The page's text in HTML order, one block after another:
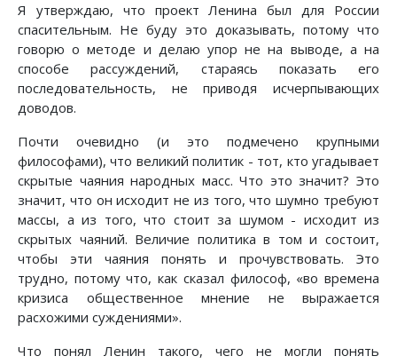
Я утверждаю, что проект Ленина был для России
спасительным. Не буду это доказывать, потому что
говорю о методе и делаю упор не на выводе, а на
способе рассуждений, стараясь показать его
последовательность, не приводя исчерпывающих
доводов.
Почти очевидно (и это подмечено крупными
философами), что великий политик - тот, кто угадывает
скрытые чаяния народных масс. Что это значит? Это
значит, что он исходит не из того, что шумно требуют
массы, а из того, что стоит за шумом - исходит из
скрытых чаяний. Величие политика в том и состоит,
чтобы эти чаяния понять и прочувствовать. Это
трудно, потому что, как сказал философ, «во времена
кризиса общественное мнение не выражается
расхожими суждениями».
Что понял Ленин такого, чего не могли понять